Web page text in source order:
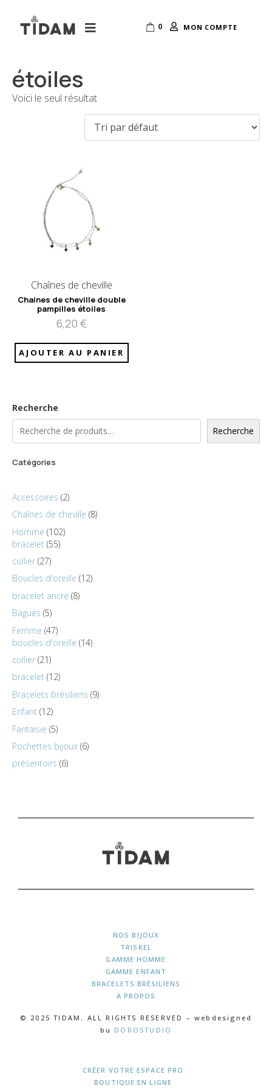
0 MON COMPTE
étoiles
Voici le seul résultat
Chaînes de cheville
Chaines de cheville double
pampilles étoiles
6,20€
AJOUTER AU PANIER
Recherche
Recherche
Catégories
Accessoires 2
Chaînes de cheville 8
Homme 102
bracelet 55
collier 27
Boucles d'oreille 12
bracelet ancre 8
Bagues 5
Femme 47
boucles d'oreille 14
collier 21
bracelet 12
Bracelets brésiliens 9
Enfant 12
Fantaisie 5
Pochettes bijoux 6
présentoirs 6
NOS BIJOUX
TRISKEL
GAMME HOMME
GAMME ENFANT
BRACELETS BRÉSILIENS
A PROPOS
© 2025 TIDAM. ALL RIGHTS RESERVED – webdesigned
bu DOROSTUDIO
CRÉER VOTRE ESPACE PRO
BOUTIQUE EN LIGNE